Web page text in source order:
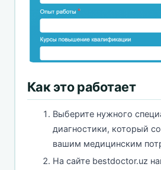
Как это работает
Выберите нужного
диагностики, который
вашим медицинским
На сайте bestdoctor.uz